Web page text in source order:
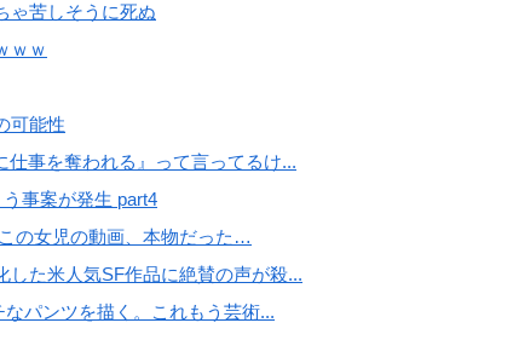
ゃ苦しそうに死ぬ
ｗｗ
可能性
事を奪われる』って言ってるけ...
事案が発生 part4
の女児の動画、本物だった…
た米人気SF作品に絶賛の声が殺...
パンツを描く。これもう芸術...